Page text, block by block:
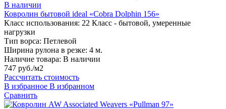
В наличии
Ковролин бытовой ideal «Cobra Dolphin 156»
Класс использования: 22 Класс - бытовой, умеренные
нагрузки
Тип ворса: Петлевой
Ширина рулона в резке: 4 м.
Наличие товара: В наличии
747 руб./м2
Рассчитать стоимость
В избранное В избранном
Сравнить